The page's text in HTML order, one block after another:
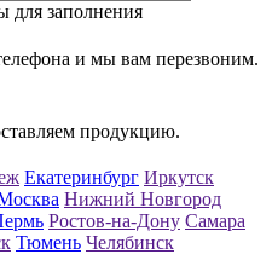
для заполнения
и мы вам перезвоним.
продукцию.
Екатеринбург Иркутск
Нижний Новгород
Ростов-на-Дону Самара
Тюмень Челябинск